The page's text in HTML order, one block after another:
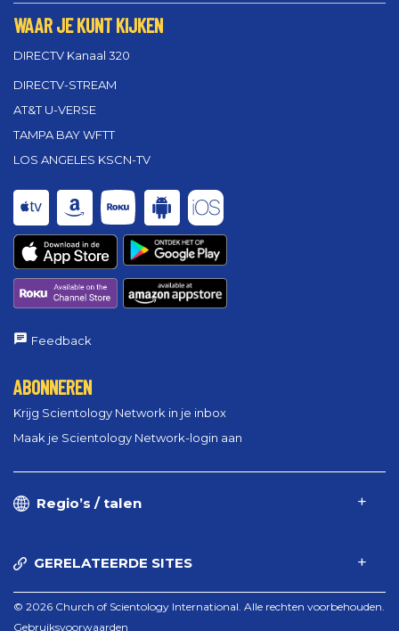
WAAR JE KUNT KIJKEN
DIRECTV Kanaal 320
DIRECTV-STREAM
AT&T U-VERSE
TAMPA BAY WFTT
LOS ANGELES KSCN-TV
Feedback
ABONNEREN
Krijg Scientology Network in je inbox
Maak je Scientology Network-login aan
Regio’s / talen
GERELATEERDE SITES
© 2026 Church of Scientology International. Alle rechten voorbehouden.
Gebruiksvoorwaarden